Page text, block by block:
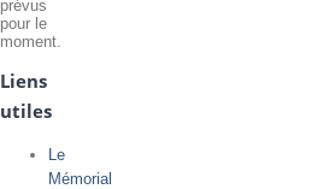
prévus
pour le
moment.
Liens
utiles
Le
Mémorial